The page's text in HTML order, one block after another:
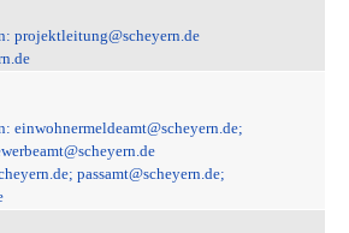
passamt@scheyern.de;